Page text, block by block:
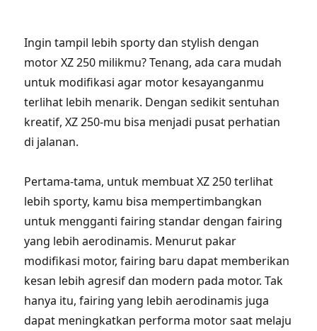
Ingin tampil lebih sporty dan stylish dengan
motor XZ 250 milikmu? Tenang, ada cara mudah
untuk modifikasi agar motor kesayanganmu
terlihat lebih menarik. Dengan sedikit sentuhan
kreatif, XZ 250-mu bisa menjadi pusat perhatian
di jalanan.
Pertama-tama, untuk membuat XZ 250 terlihat
lebih sporty, kamu bisa mempertimbangkan
untuk mengganti fairing standar dengan fairing
yang lebih aerodinamis. Menurut pakar
modifikasi motor, fairing baru dapat memberikan
kesan lebih agresif dan modern pada motor. Tak
hanya itu, fairing yang lebih aerodinamis juga
dapat meningkatkan performa motor saat melaju